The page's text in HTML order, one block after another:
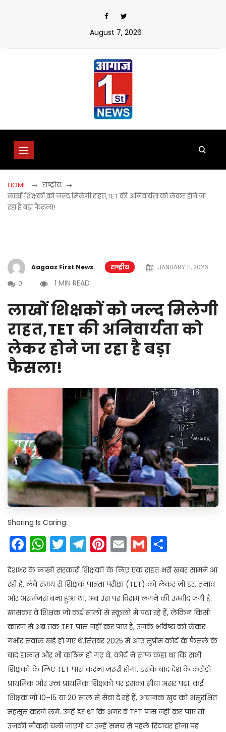
August 7, 2026
HOME
राष्ट्रीय
लाखों शिक्षकों को जल्द मिलेगी राहत,TET की अनिवार्यता को लेकर होने जा
रहा है बड़ा फैसला!
Aagaaz First News राष्ट्रीय
JANUARY 11, 2026
0
1 MIN READ
लाखों शिक्षकों को जल्द मिलेगी
राहत,TET की अनिवार्यता को
लेकर होने जा रहा है बड़ा
फैसला!
Sharing Is Caring:
Facebook
WhatsApp
Twitter
Telegram
Pinterest
EmailGmail
देशभर के लाखों सरकारी शिक्षकों के लिए एक राहत भरी खबर सामने आ
रही है. लंबे समय से शिक्षक पात्रता परीक्षा (TET) को लेकर जो डर, तनाव
और असमंजस बना हुआ था, अब उस पर विराम लगने की उम्मीद जगी है.
खासकर वे शिक्षक जो कई सालों से स्कूलों में पढ़ा रहे हैं, लेकिन किसी
कारण से अब तक TET पास नहीं कर पाए हैं, उनके भविष्य को लेकर
गंभीर सवाल खड़े हो गए थे.सितंबर 2025 में आए सुप्रीम कोर्ट के फैसले के
बाद हालात और भी कठिन हो गए थे. कोर्ट ने साफ कहा था कि सभी
शिक्षकों के लिए TET पास करना जरूरी होगा. इसके बाद देश के करोड़ों
प्राथमिक और उच्च प्राथमिक शिक्षकों पर इसका सीधा असर पड़ा. कई
शिक्षक जो 10–15 या 20 साल से सेवा दे रहे हैं, अचानक खुद को असुरक्षित
महसूस करने लगे. उन्हें डर था कि अगर वे TET पास नहीं कर पाए तो
उनकी नौकरी चली जाएगी या उन्हें समय से पहले रिटायर होना पड़